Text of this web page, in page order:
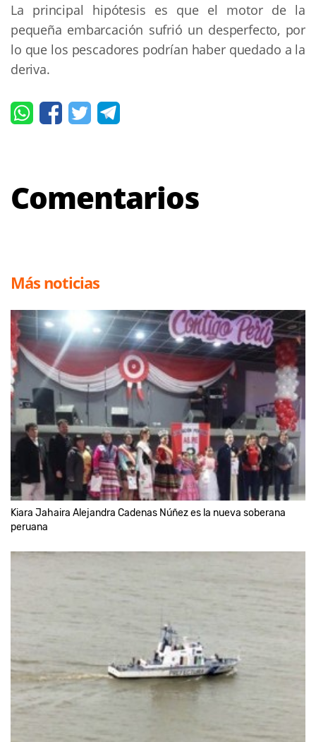
La principal hipótesis es que el motor de la
pequeña embarcación sufrió un desperfecto, por
lo que los pescadores podrían haber quedado a la
deriva.
Comentarios
Más noticias
Kiara Jahaira Alejandra Cadenas Núñez es la nueva soberana
peruana